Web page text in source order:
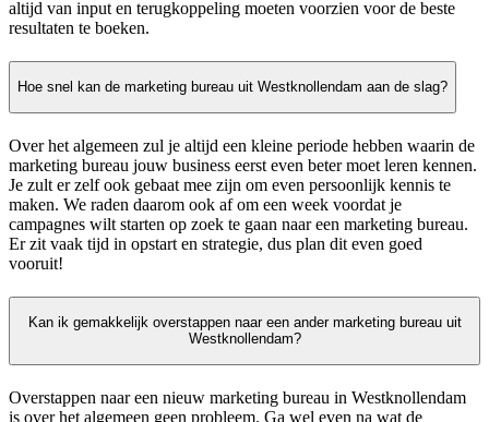
altijd van input en terugkoppeling moeten voorzien voor de beste
resultaten te boeken.
Hoe snel kan de marketing bureau uit Westknollendam aan de slag?
Over het algemeen zul je altijd een kleine periode hebben waarin de
marketing bureau jouw business eerst even beter moet leren kennen.
Je zult er zelf ook gebaat mee zijn om even persoonlijk kennis te
maken. We raden daarom ook af om een week voordat je
campagnes wilt starten op zoek te gaan naar een marketing bureau.
Er zit vaak tijd in opstart en strategie, dus plan dit even goed
vooruit!
Kan ik gemakkelijk overstappen naar een ander marketing bureau uit
Westknollendam?
Overstappen naar een nieuw marketing bureau in Westknollendam
is over het algemeen geen probleem. Ga wel even na wat de